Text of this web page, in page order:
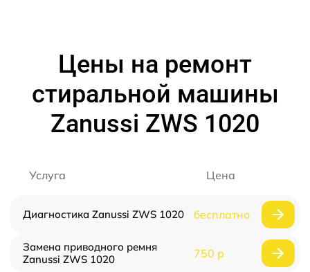
Цены на ремонт
стиральной машины
Zanussi ZWS 1020
Услуга Цена
Диагностика Zanussi ZWS 1020 бесплатно
Замена приводного ремня
Zanussi ZWS 1020
750 р